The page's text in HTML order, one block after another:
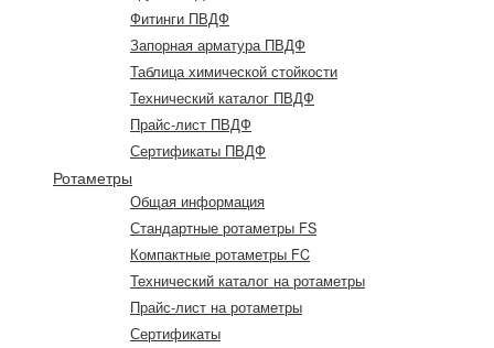
Фитинги ПВДФ
Запорная арматура ПВДФ
Таблица химической стойкости
Технический каталог ПВДФ
Прайс-лист ПВДФ
Сертификаты ПВДФ
Ротаметры
Общая информация
Стандартные ротаметры FS
Компактные ротаметры FC
Технический каталог на ротаметры
Прайс-лист на ротаметры
Сертификаты